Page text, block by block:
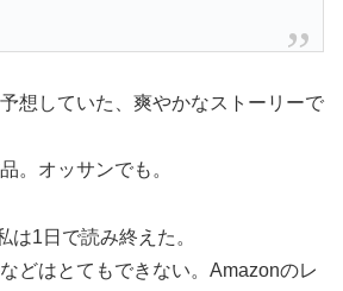
想していた、爽やかなストーリーで
。オッサンでも。
は1日で読み終えた。
どはとてもできない。Amazonのレ